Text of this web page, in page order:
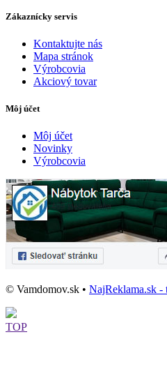
Zákaznícky servis
Kontaktujte nás
Mapa stránok
Výrobcovia
Akciový tovar
Môj účet
Môj účet
Novinky
Výrobcovia
© Vamdomov.sk • NajReklama.sk -
TOP